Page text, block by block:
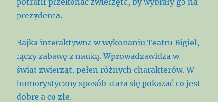
prezydenta.
Bajka interaktywna w wykonaniu Teatru Bigiel,
łączy zabawę z nauką. Wprowadzawidza w
świat zwierząt, pełen różnych charakterów. W
humorystyczny sposób stara się pokazać co jest
dobre a co złe.